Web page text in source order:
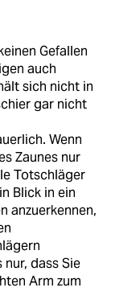
Gefallen
auch
sich nicht in
gar nicht
Wenn
Zaunes nur
Totschläger
Blick in ein
anzuerkennen,
nur, dass Sie
Arm zum